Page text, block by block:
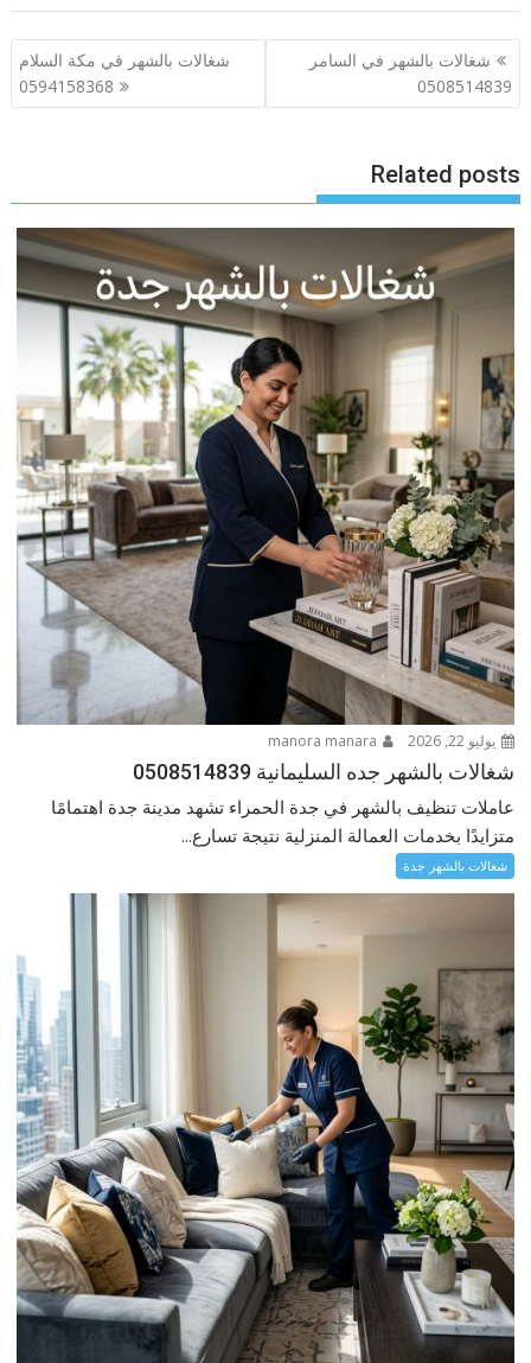
تصفّح
المقالات
شغالات بالشهر في السامر
0508514839
شغالات بالشهر في مكة السلام
0594158368
Related posts
يوليو 22, 2026
شغالات بالشهر جده السليمانية 0508514839
عاملات تنظيف بالشهر في جدة الحمراء تشهد مدينة جدة اهتمامًا
متزايدًا بخدمات العمالة المنزلية نتيجة تسارع...
شغالات بالشهر جدة